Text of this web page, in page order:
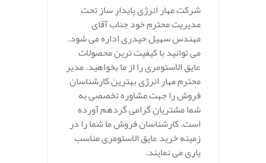
شرکت مهار انرژی پایدار ساز تحت
مدیریت محترم خود جناب آقای
مهندس سهیل حیدری اداره می شود.
می توانید با کیفیت ترین محصولات
عایق الاستومری را از ما بخواهید. مدیر
محترم مهار انرژی بهترین کارشناسان
فروش را جهت مشاوره تخصصی به
شما مشتریان گرامی گردهم آورده
است. کارشناسان فروش ما شما را در
زمینه خرید عایق الاستومری مناسب
یاری می نمایند.